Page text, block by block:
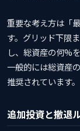
重要な考え方は「
す。グリッド下限
し、総資産の何%
一般的には総資産
推奨されています。
追加投資と撤退